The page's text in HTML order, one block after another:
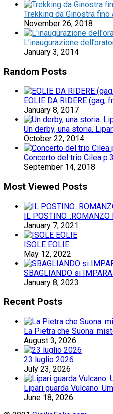
Trekking da Ginostra
November 26, 2018
L’inaugurazione
January 3, 2014
Random Posts
EOLIE DA RIDERE
January 8, 2017
Un derby, una storia.
October 22, 2014
Concerto del trio Cilea p.3
September 14, 2018
Most Viewed Posts
IL
January 7, 2021
ISOLE EOLIE
May 12, 2022
SBAGLIANDO si
January 8, 2023
Recent Posts
La Pietra che Suona:
August 3, 2026
23 luglio 2026
July 23, 2026
Lipari guarda Vulcano:
June 18, 2026